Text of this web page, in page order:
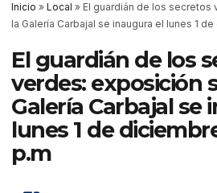
Inicio » Local » El guardián de los secretos
la Galería Carbajal se inaugura el lunes 1
El guardián de los
verdes: exposición
Galería Carbajal se
lunes 1 de
p.m